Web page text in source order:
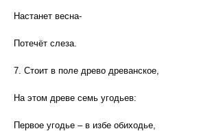
Настанет весна-
Потечёт слеза.
7. Стоит в поле древо древанское,
На этом древе семь угодьев:
Первое угодье – в избе обиходье,